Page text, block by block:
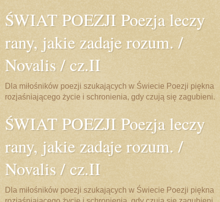
ŚWIAT POEZJI Poezja leczy
rany, jakie zadaje rozum. /
Novalis / cz.II
Dla miłośników poezji szukających w Świecie Poezji piękna
rozjaśniającego życie i schronienia, gdy czują się zagubieni.
ŚWIAT POEZJI Poezja leczy
rany, jakie zadaje rozum. /
Novalis / cz.II
Dla miłośników poezji szukających w Świecie Poezji piękna